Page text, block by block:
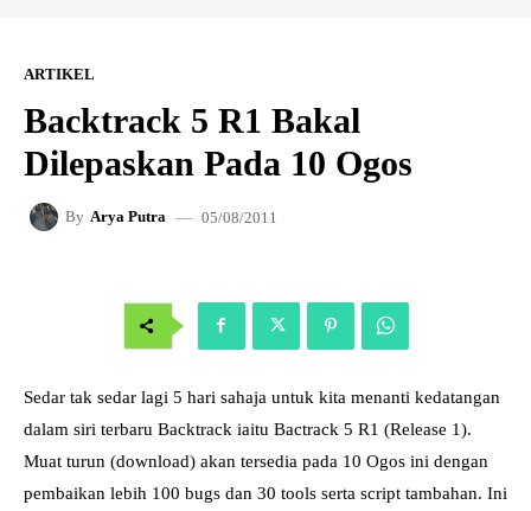
ARTIKEL
Backtrack 5 R1 Bakal
Dilepaskan Pada 10 Ogos
By Arya Putra 05/08/2011
Sedar tak sedar lagi 5 hari sahaja untuk kita menanti kedatangan
dalam siri terbaru Backtrack iaitu Bactrack 5 R1 (Release 1).
Muat turun (download) akan tersedia pada 10 Ogos ini dengan
pembaikan lebih 100 bugs dan 30 tools serta script tambahan. Ini